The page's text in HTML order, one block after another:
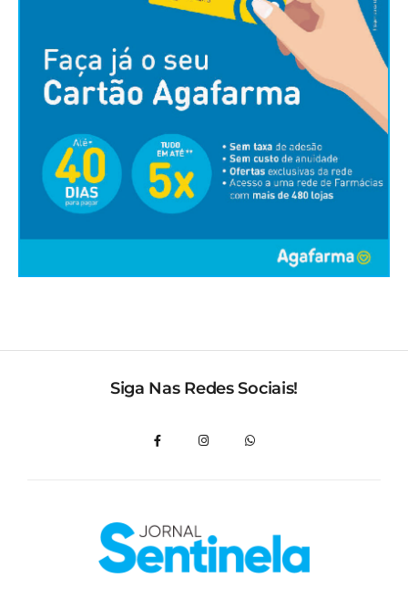
Siga Nas Redes Sociais!